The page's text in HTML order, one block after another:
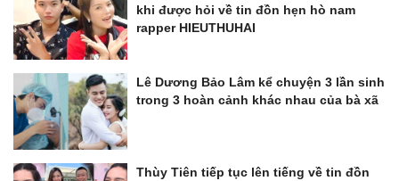
khi được hỏi về tin đồn hẹn hò nam
rapper HIEUTHUHAI
Lê Dương Bảo Lâm kể chuyện 3 lần sinh
trong 3 hoàn cảnh khác nhau của bà xã
Thùy Tiên tiếp tục lên tiếng về tin đồn